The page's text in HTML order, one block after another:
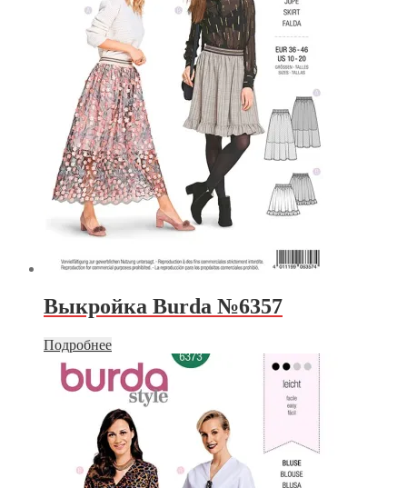
Выкройка Burda №6357
Подробнее